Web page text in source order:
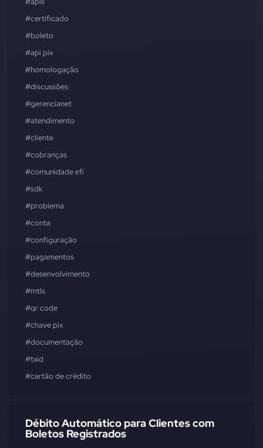
#certificado
#boleto
#api pix
#homologação
#discussões
#gerencianet
#atendimento
#cliente
#cobranças
#comunidade efí
#sdk
#problema
#conta
#configuração
#pagamentos
#desenvolvimento
#mtls
#qr code
#chave pix
#documentação
#txid
#cartão de crédito
Débito Automático para Clientes com
Boletos Registrados